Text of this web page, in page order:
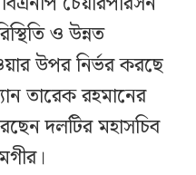
ও উন্নত
উপর নির্ভর করছে
তারেক রহমানের
দলটির মহাসচিব